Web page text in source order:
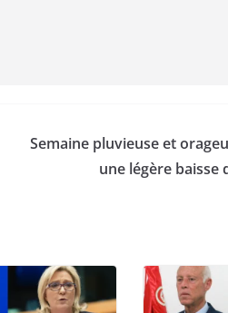
Semaine pluvieuse et
une légère baisse